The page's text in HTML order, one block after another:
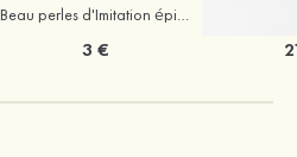
Beau perles d'Imitation épingles à cheveux coiffe
3 €